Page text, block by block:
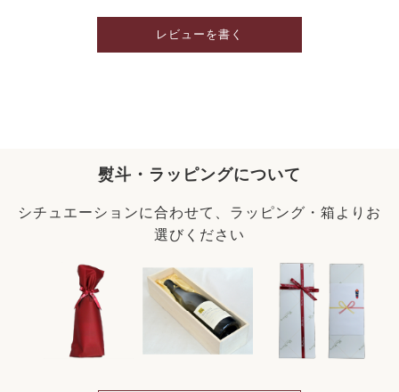
レビューを書く
熨斗・ラッピングについて
シチュエーションに合わせて、ラッピング・箱よりお
選びください